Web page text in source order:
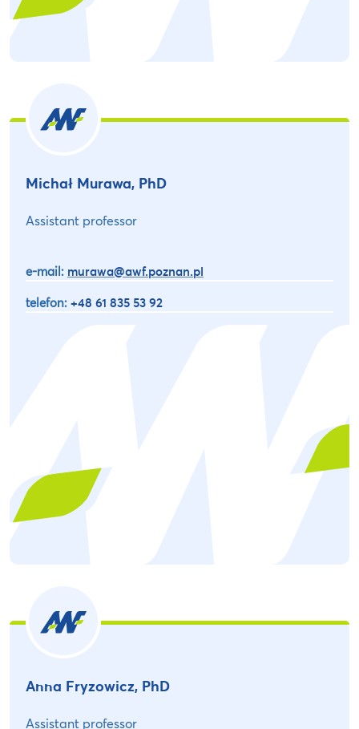
Michał Murawa, PhD
Assistant professor
e-mail: murawa@awf.poznan.pl
telefon: +48 61 835 53 92
Anna Fryzowicz, PhD
Assistant professor